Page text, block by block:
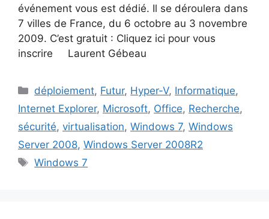
événement vous est dédié. Il se déroulera dans
7 villes de France, du 6 octobre au 3 novembre
2009. C’est gratuit : Cliquez ici pour vous
inscrire Laurent Gébeau
Catégories
déploiement, Futur, Hyper-V, Informatique,
Internet Explorer, Microsoft, Office, Recherche,
sécurité, virtualisation, Windows 7, Windows
Server 2008, Windows Server 2008R2
Étiquettes
Windows 7